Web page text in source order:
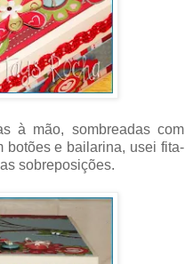
à mão, sombreadas com
botões e bailarina, usei fita-
sobreposições.